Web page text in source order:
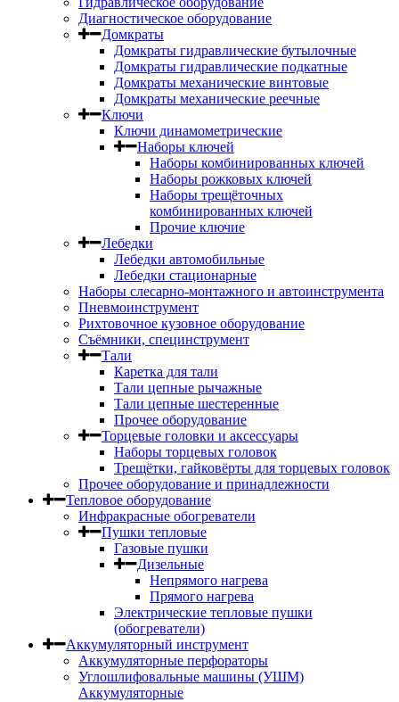
Диагностическое оборудование
Домкраты
Домкраты гидравлические бутылочные
Домкраты гидравлические подкатные
Домкраты механические винтовые
Домкраты механические реечные
Ключи
Ключи динамометрические
Наборы ключей
Наборы комбинированных ключей
Наборы рожковых ключей
Наборы трещёточных
комбинированных ключей
Прочие ключие
Лебедки
Лебедки автомобильные
Лебедки стационарные
Наборы слесарно-монтажного и автоинструмента
Пневмоинструмент
Рихтовочное кузовное оборудование
Съёмники, специнструмент
Тали
Каретка для тали
Тали цепные рычажные
Тали цепные шестеренные
Прочее оборудование
Торцевые головки и аксессуары
Наборы торцевых головок
Трещётки, гайковёрты для торцевых головок
Прочее оборудование и принадлежности
Тепловое оборудование
Инфракрасные обогреватели
Пушки тепловые
Газовые пушки
Дизельные
Непрямого нагрева
Прямого нагрева
Электрические тепловые пушки
(обогреватели)
Аккумуляторный инструмент
Аккумуляторные перфораторы
Углошлифовальные машины (УШМ)
Аккумуляторные